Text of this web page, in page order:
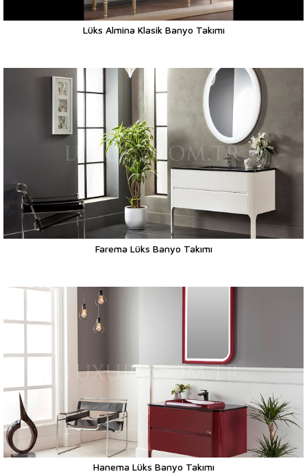
Lüks Almina Klasik Banyo Takımı
Farema Lüks Banyo Takımı
Hanema Lüks Banyo Takımı